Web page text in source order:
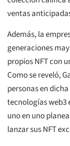
ventas
Además, la
generaciones
propios NFT con
Como se reveló,
personas en
tecnologías web3
uno en uno
lanzar sus NFT